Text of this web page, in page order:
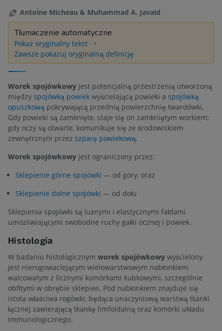
Antoine Micheau & Muhammad A. Javaid
Tłumaczenie automatyczne
Pokaż oryginalny tekst
Zawsze pokazuj oryginalną definicję
Worek spojówkowy jest potencjalną przestrzenią utworzoną
między spojówką powiek wyścielającą powieki a spojówką
opuszkową pokrywającą przednią powierzchnię twardówki.
Gdy powieki są zamknięte, staje się on zamkniętym workiem;
gdy oczy są otwarte, komunikuje się ze środowiskiem
zewnętrznym przez szparę powiekową.
Worek spojówkowy jest ograniczony przez:
Sklepienie górne spojówki — od góry, oraz
Sklepienie dolne spojówki — od dołu
Sklepienia spojówki są luźnymi i elastycznymi fałdami
umożliwiającymi swobodne ruchy gałki ocznej i powiek.
Histologia
W badaniu histologicznym worek spojówkowy wyścielony
jest nierogowaciejącym wielowarstwowym nabłonkiem
walcowatym z licznymi komórkami kubkowymi, szczególnie
obfitymi w obrębie sklepień. Pod nabłonkiem znajduje się
istota właściwa rogówki, będąca unaczyniową warstwą tkanki
łącznej zawierającą tkankę limfoidalną oraz komórki układu
immunologicznego.